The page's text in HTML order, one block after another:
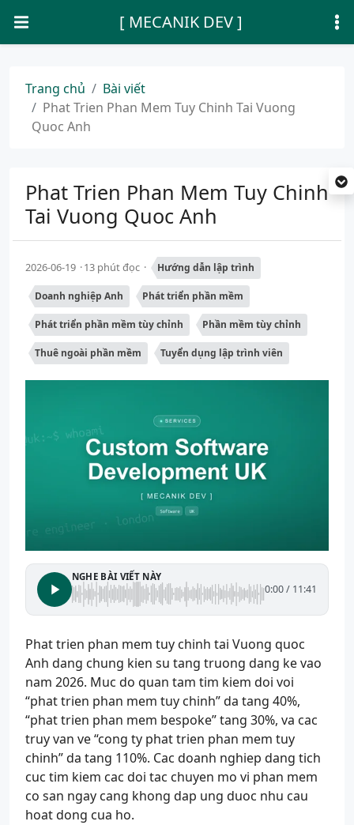
[ MECANIK DEV ]
Trang chủ
Bài viết
Phat Trien Phan Mem Tuy Chinh Tai Vuong
Quoc Anh
Phat Trien Phan Mem Tuy Chinh
Tai Vuong Quoc Anh
2026-06-19 13 phút đọc Hướng dẫn lập trình
Doanh nghiệp Anh Phát triển phần mềm
Phát triển phần mềm tùy chỉnh Phần mềm tùy chỉnh
Thuê ngoài phần mềm Tuyển dụng lập trình viên
NGHE BÀI VIẾT NÀY
0:00/ 11:41
Phat trien phan mem tuy chinh tai Vuong quoc
Anh dang chung kien su tang truong dang ke vao
nam 2026. Muc do quan tam tim kiem doi voi
“phat trien phan mem tuy chinh” da tang 40%,
“phat trien phan mem bespoke” tang 30%, va cac
truy van ve “cong ty phat trien phan mem tuy
chinh” da tang 110%. Cac doanh nghiep dang tich
cuc tim kiem cac doi tac chuyen mo vi phan mem
co san ngay cang khong dap ung duoc nhu cau
hoat dong cua ho.